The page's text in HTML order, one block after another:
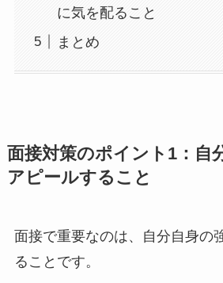
に気を配ること
まとめ
面接対策のポイント1：自
アピールすること
面接で重要なのは、自分自身の
ることです。